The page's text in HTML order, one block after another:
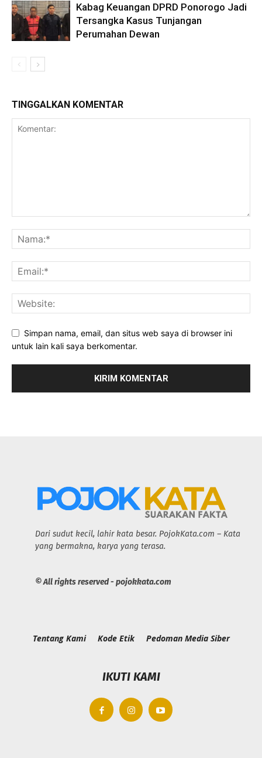
Kabag Keuangan DPRD Ponorogo Jadi
Tersangka Kasus Tunjangan
Perumahan Dewan
TINGGALKAN KOMENTAR
Simpan nama, email, dan situs web saya di browser ini
untuk lain kali saya berkomentar.
Dari sudut kecil, lahir kata besar. PojokKata.com – Kata
yang bermakna, karya yang terasa.
© All rights reserved - pojokkata.com
Tentang Kami Kode Etik Pedoman Media Siber
IKUTI KAMI